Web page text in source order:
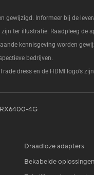
gewijzigd. Informeer bij de
ter illustratie. Raadpleeg de
kennisgeving worden
bedrijven.
dress en de HDMI logo's
4G
Draadloze adapters
Bekabelde oplossingen